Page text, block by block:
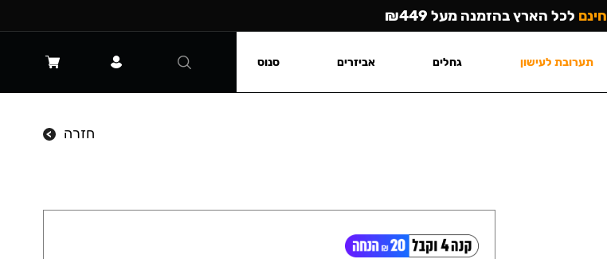
חזרה
חינם לכל הארץ בהזמנה מעל ₪449
תערובת לעישון גחלים אביזרים סנוס